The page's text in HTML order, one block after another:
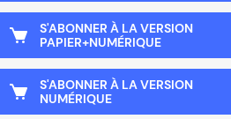
S'ABONNER À LA VERSION
PAPIER+NUMÉRIQUE
S'ABONNER À LA VERSION
NUMÉRIQUE